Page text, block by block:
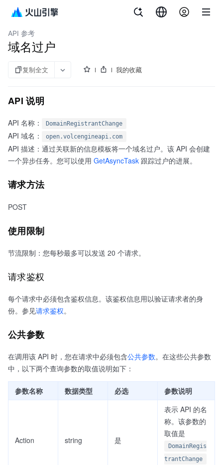
域名服务
API 参考
域名过户
复制全文 我的收藏
API 说明
API 名称： DomainRegistrantChange
API 域名： open.volcengineapi.com
API 描述：通过关联新的信息模板将一个域名过户。该 API 会创建
一个异步任务。您可以使用 GetAsyncTask 跟踪过户的进展。
请求方法
POST
使用限制
节流限制：您每秒最多可以发送 20 个请求。
请求鉴权
每个请求中必须包含鉴权信息。该鉴权信息用以验证请求者的身
份。参见请求鉴权。
公共参数
在调用该 API 时，您在请求中必须包含公共参数。在这些公共参数
中，以下两个查询参数的取值说明如下：
参数名称 数据类型 必选 参数说明
Action string 是
表示 API 的名
称。该参数的
取值是
DomainRegis
trantChange